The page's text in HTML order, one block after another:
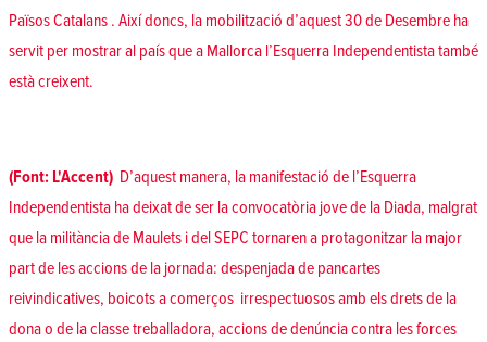
Països Catalans . Així doncs, la mobilització d’aquest 30 de Desembre ha
servit per mostrar al país que a Mallorca l’Esquerra Independentista també
està creixent.
(Font: L'Accent) D’aquest manera, la manifestació de l’Esquerra
Independentista ha deixat de ser la convocatòria jove de la Diada, malgrat
que la militància de Maulets i del SEPC tornaren a protagonitzar la major
part de les accions de la jornada: despenjada de pancartes
reivindicatives, boicots a comerços irrespectuosos amb els drets de la
dona o de la classe treballadora, accions de denúncia contra les forces